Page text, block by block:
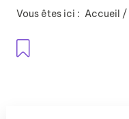
Vous êtes ici : Accueil /